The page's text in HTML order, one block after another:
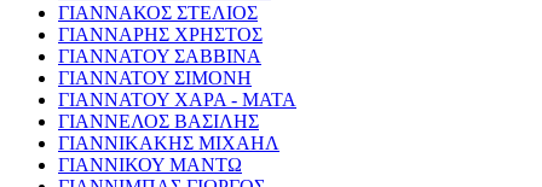
ΓΙΑΝΝΑΚΟΣ ΣΤΕΛΙΟΣ
ΓΙΑΝΝΑΡΗΣ ΧΡΗΣΤΟΣ
ΓΙΑΝΝΑΤΟΥ ΣΑΒΒΙΝΑ
ΓΙΑΝΝΑΤΟΥ ΣΙΜΟΝΗ
ΓΙΑΝΝΑΤΟΥ ΧΑΡΑ - ΜΑΤΑ
ΓΙΑΝΝΕΛΟΣ ΒΑΣΙΛΗΣ
ΓΙΑΝΝΙΚΑΚΗΣ ΜΙΧΑΗΛ
ΓΙΑΝΝΙΚΟΥ ΜΑΝΤΩ